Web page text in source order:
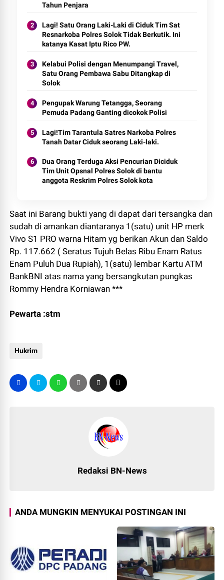
Tahun Penjara
Lagi! Satu Orang Laki-Laki di Ciduk Tim Sat
Resnarkoba Polres Solok Tidak Berkutik. Ini
katanya Kasat Iptu Rico PW.
Kelabui Polisi dengan Menumpangi Travel,
Satu Orang Pembawa Sabu Ditangkap di
Solok
Pengupak Warung Tetangga, Seorang
Pemuda Padang Ganting dicokok Polisi
Lagi!Tim Tarantula Satres Narkoba Polres
Tanah Datar Ciduk seorang Laki-laki.
Dua Orang Terduga Aksi Pencurian Diciduk
Tim Unit Opsnal Polres Solok di bantu
anggota Reskrim Polres Solok kota
Saat ini Barang bukti yang di dapat dari tersangka dan
sudah di amankan diantaranya 1(satu) unit HP merk
Vivo S1 PRO warna Hitam yg berikan Akun dan Saldo
Rp. 117.662 ( Seratus Tujuh Belas Ribu Enam Ratus
Enam Puluh Dua Rupiah), 1(satu) lembar Kartu ATM
BankBNI atas nama yang bersangkutan pungkas
Rommy Hendra Korniawan ***
Pewarta :stm
Hukrim
Redaksi BN-News
ANDA MUNGKIN MENYUKAI POSTINGAN INI